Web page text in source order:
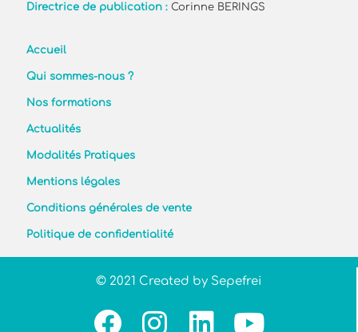
Directrice de publication :Corinne BERINGS
Accueil
Qui sommes-nous ?
Nos formations
Actualités
Modalités Pratiques
Mentions légales
Conditions générales de vente
Politique de confidentialité
© 2021 Created by Sepefrei